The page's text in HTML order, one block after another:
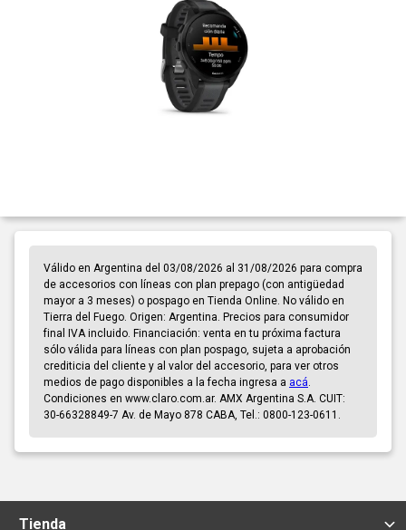
Válido en Argentina del 03/08/2026 al 31/08/2026 para compra
de accesorios con líneas con plan prepago (con antigüedad
mayor a 3 meses) o pospago en Tienda Online. No válido en
Tierra del Fuego. Origen: Argentina. Precios para consumidor
final IVA incluido. Financiación: venta en tu próxima factura
sólo válida para líneas con plan pospago, sujeta a aprobación
crediticia del cliente y al valor del accesorio, para ver otros
medios de pago disponibles a la fecha ingresa a acá
Condiciones en www.claro.com.ar. AMX Argentina S.A. CUIT:
30-66328849-7 Av. de Mayo 878 CABA, Tel.: 0800-123-0611.
Tienda